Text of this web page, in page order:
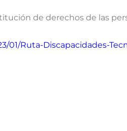
de derechos de las
Ruta-Discapacidades-